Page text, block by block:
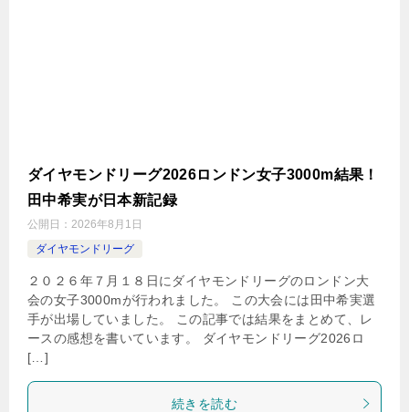
ダイヤモンドリーグ2026ロンドン女子3000m結果！
田中希実が日本新記録
公開日： 2026年8月1日
ダイヤモンドリーグ
２０２６年７月１８日にダイヤモンドリーグのロンドン大
会の女子3000mが行われました。 この大会には田中希実選
手が出場していました。 この記事では結果をまとめて、レ
ースの感想を書いています。 ダイヤモンドリーグ2026ロ
[…]
続きを読む